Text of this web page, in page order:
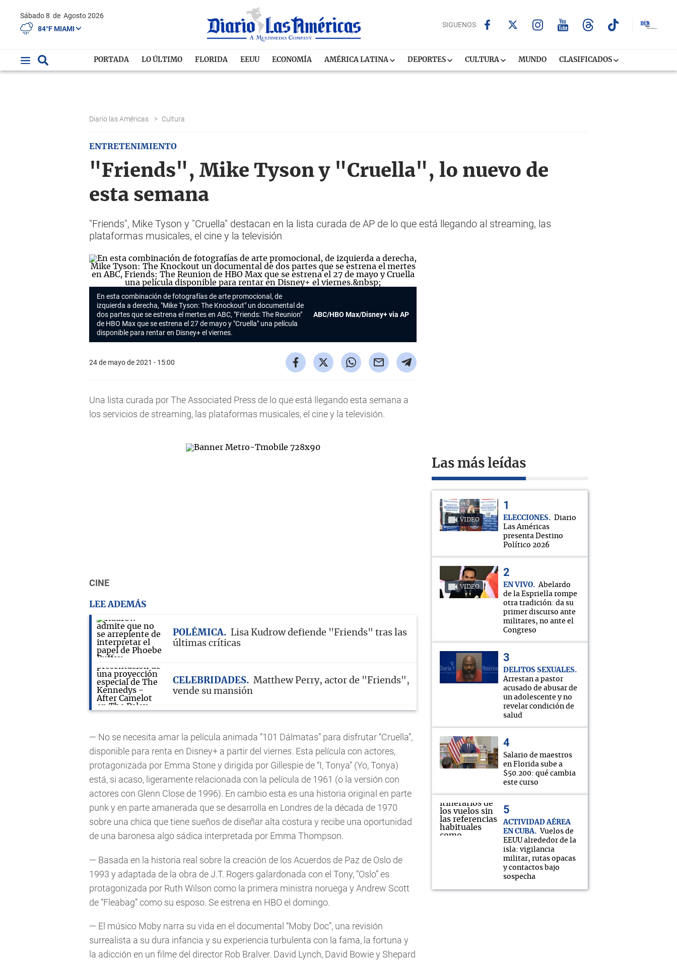
Sábado 8 de Agosto 2026
84°F MIAMI
SIGUENOS
PORTADA LO ÚLTIMO FLORIDA EEUU ECONOMÍA AMÉRICA LATINA DEPORTES CULTURA MUNDO CLASIFICADOS
Diario las Américas > Cultura
ENTRETENIMIENTO
"Friends", Mike Tyson y "Cruella", lo nuevo de
esta semana
"Friends", Mike Tyson y "Cruella" destacan en la lista curada de AP de lo que está llegando al streaming, las
plataformas musicales, el cine y la televisión
En esta combinación de fotografías de arte promocional, de
izquierda a derecha, "Mike Tyson: The Knockout" un documental de
dos partes que se estrena el mertes en ABC, "Friends: The Reunion"
de HBO Max que se estrena el 27 de mayo y "Cruella" una película
disponible para rentar en Disney+ el viernes.
ABC/HBO Max/Disney+ via AP
24 de mayo de 2021 - 15:00
Una lista curada por The Associated Press de lo que está llegando esta semana a
los servicios de streaming, las plataformas musicales, el cine y la televisión.
CINE
LEE ADEMÁS
POLÉMICA
Lisa Kudrow defiende "Friends" tras las
últimas críticas
CELEBRIDADES
Matthew Perry, actor de "Friends",
vende su mansión
— No se necesita amar la película animada “101 Dálmatas” para disfrutar “Cruella”,
disponible para renta en Disney+ a partir del viernes. Esta película con actores,
protagonizada por Emma Stone y dirigida por Gillespie de “I, Tonya” (Yo, Tonya)
está, si acaso, ligeramente relacionada con la película de 1961 (o la versión con
actores con Glenn Close de 1996). En cambio esta es una historia original en parte
punk y en parte amanerada que se desarrolla en Londres de la década de 1970
sobre una chica que tiene sueños de diseñar alta costura y recibe una oportunidad
de una baronesa algo sádica interpretada por Emma Thompson.
— Basada en la historia real sobre la creación de los Acuerdos de Paz de Oslo de
1993 y adaptada de la obra de J.T. Rogers galardonada con el Tony, “Oslo” es
protagonizada por Ruth Wilson como la primera ministra noruega y Andrew Scott
de “Fleabag” como su esposo. Se estrena en HBO el domingo.
— El músico Moby narra su vida en el documental “Moby Doc”, una revisión
surrealista a su dura infancia y su experiencia turbulenta con la fama, la fortuna y
la adicción en un filme del director Rob Bralver. David Lynch, David Bowie y Shepard
Las más leídas
VIDEO ELECCIONES
Diario
Las Américas
presenta Destino
Político 2026
VIDEO EN VIVO
Abelardo
de la Espriella rompe
otra tradición: da su
primer discurso ante
militares, no ante el
Congreso
DELITOS SEXUALES
Arrestan a pastor
acusado de abusar de
un adolescente y no
revelar condición de
salud
Salario de maestros
en Florida sube a
$50.200: qué cambia
este curso
ACTIVIDAD AÉREA
EN CUBA
Vuelos de
EEUU alrededor de la
isla: vigilancia
militar, rutas opacas
y contactos bajo
sospecha